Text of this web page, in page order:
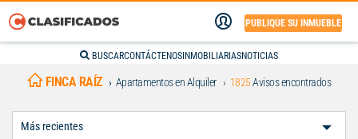
PUBLIQUE SU INMUEBLE
BUSCARCONTÁCTENOS INMOBILIARIASNOTICIAS
FINCA RAÍZ Apartamentos en Alquiler 1825Avisos encontrados